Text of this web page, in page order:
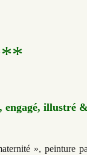
engagé, illustré
», peinture